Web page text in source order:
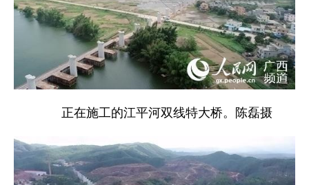
正在施工的江平河双线特大桥。陈磊摄